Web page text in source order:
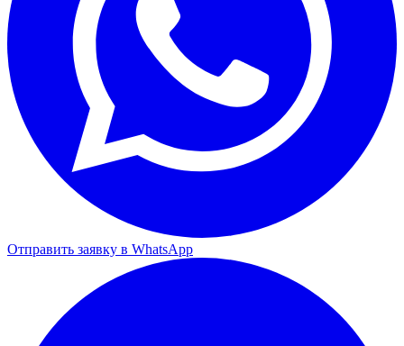
Отправить заявку в WhatsApp